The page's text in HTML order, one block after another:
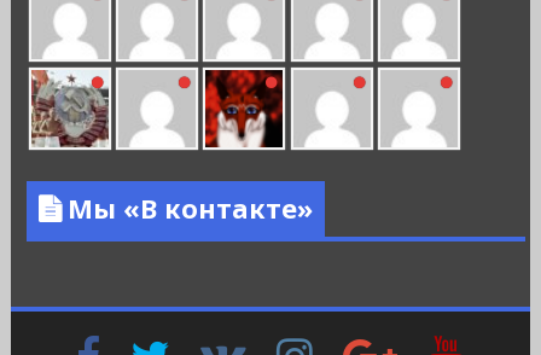
Мы «В контакте»
FacebookTwitter InstagramGoogle